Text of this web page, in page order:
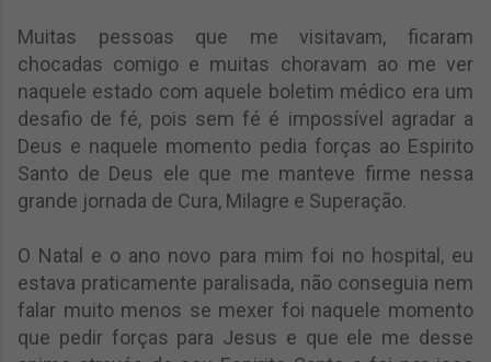
Muitas pessoas que me visitavam, ficaram
chocadas comigo e muitas choravam ao me ver
naquele estado com aquele boletim médico era um
desafio de fé, pois sem fé é impossível agradar a
Deus e naquele momento pedia forças ao Espirito
Santo de Deus ele que me manteve firme nessa
grande jornada de Cura, Milagre e Superação.
O Natal e o ano novo para mim foi no hospital, eu
estava praticamente paralisada, não conseguia nem
falar muito menos se mexer foi naquele momento
que pedir forças para Jesus e que ele me desse